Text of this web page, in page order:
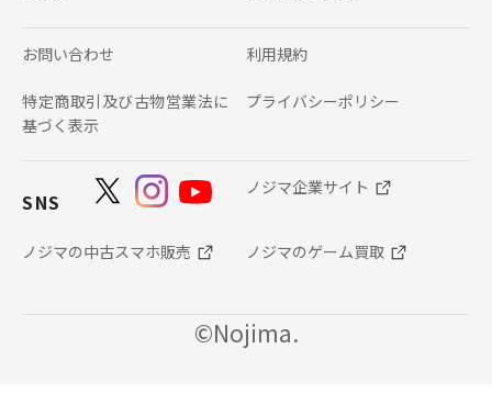
お問い合わせ 利用規約
特定商取引及び古物営業法に
基づく表示
プライバシーポリシー
SNS
ノジマ企業サイト
ノジマの中古スマホ販売 ノジマのゲーム買取
©Nojima.